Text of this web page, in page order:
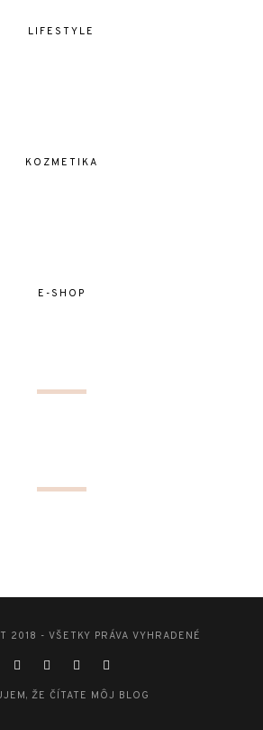
LIFESTYLE
KOZMETIKA
E-SHOP
2018 - VŠETKY PRÁVA VYHRADENÉ
ŽE ČÍTATE MÔJ BLOG